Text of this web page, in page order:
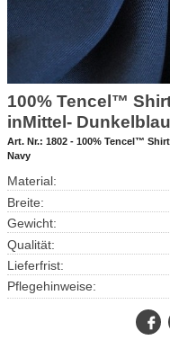
100% Tencel™
inMittel-
Art. Nr.: 1802 - 100% Tencel™
Navy
Material:
Breite:
Gewicht:
Qualität:
Lieferfrist:
Pflegehinweise: